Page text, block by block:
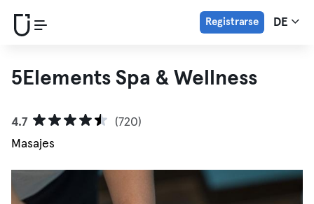
Registrarse DE
5Elements Spa & Wellness
4.7
(720)
Masajes